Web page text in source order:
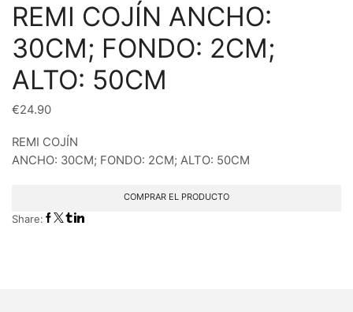
REMI COJÍN ANCHO:
30CM; FONDO: 2CM;
ALTO: 50CM
€24.90
REMI COJÍN
ANCHO: 30CM; FONDO: 2CM; ALTO: 50CM
COMPRAR EL PRODUCTO
Share: